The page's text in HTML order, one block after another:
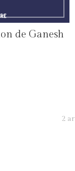
de Ganesh
2